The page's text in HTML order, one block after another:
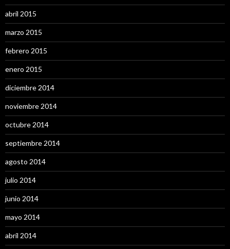
abril 2015
marzo 2015
febrero 2015
enero 2015
diciembre 2014
noviembre 2014
octubre 2014
septiembre 2014
agosto 2014
julio 2014
junio 2014
mayo 2014
abril 2014